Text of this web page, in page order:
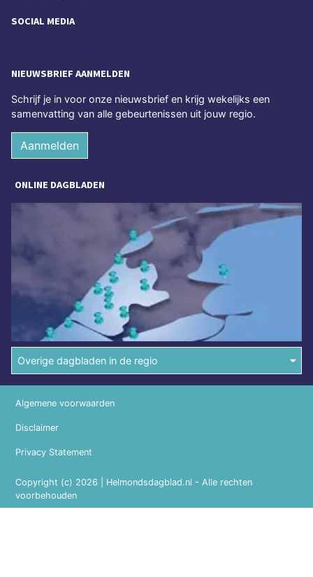
SOCIAL MEDIA
NIEUWSBRIEF AANMELDEN
Schrijf je in voor onze nieuwsbrief en krijg wekelijks een
samenvatting van alle gebeurtenissen uit jouw regio.
Aanmelden
ONLINE DAGBLADEN
Overige dagbladen in de regio
Copyright (c) 2026 | Helmondsdagblad.nl - Alle rechten
voorbehouden
Algemene voorwaarden
Disclaimer
Privacy Statement